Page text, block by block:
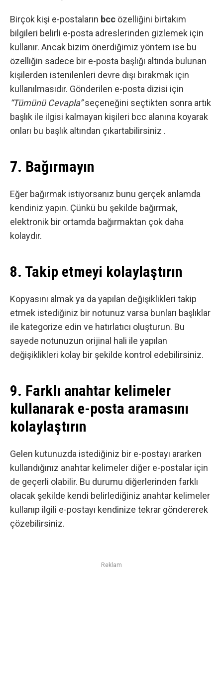
Birçok kişi e-postaların bcc özelliğini birtakım
bilgileri belirli e-posta adreslerinden gizlemek için
kullanır. Ancak bizim önerdiğimiz yöntem ise bu
özelliğin sadece bir e-posta başlığı altında bulunan
kişilerden istenilenleri devre dışı bırakmak için
kullanılmasıdır. Gönderilen e-posta dizisi için
“Tümünü Cevapla”seçeneğini seçtikten sonra artık
başlık ile ilgisi kalmayan kişileri bcc alanına koyarak
onları bu başlık altından çıkartabilirsiniz .
7. Bağırmayın
Eğer bağırmak istiyorsanız bunu gerçek anlamda
kendiniz yapın. Çünkü bu şekilde bağırmak,
elektronik bir ortamda bağırmaktan çok daha
kolaydır.
8. Takip etmeyi kolaylaştırın
Kopyasını almak ya da yapılan değişiklikleri takip
etmek istediğiniz bir notunuz varsa bunları başlıklar
ile kategorize edin ve hatırlatıcı oluşturun. Bu
sayede notunuzun orijinal hali ile yapılan
değişiklikleri kolay bir şekilde kontrol edebilirsiniz.
9. Farklı anahtar kelimeler
kullanarak e-posta aramasını
kolaylaştırın
Gelen kutunuzda istediğiniz bir e-postayı ararken
kullandığınız anahtar kelimeler diğer e-postalar için
de geçerli olabilir. Bu durumu diğerlerinden farklı
olacak şekilde kendi belirlediğiniz anahtar kelimeler
kullanıp ilgili e-postayı kendinize tekrar göndererek
çözebilirsiniz.
Reklam